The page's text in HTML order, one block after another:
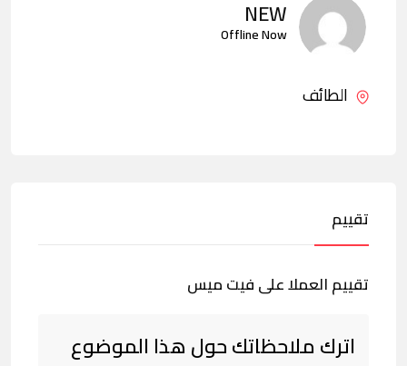
NEW
Offline Now
الطائف
تقييم
تقييم العملا على فيت ميس
اترك ملاحظاتك حول هذا الموضوع